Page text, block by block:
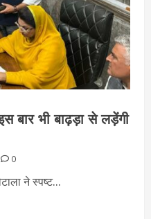
बार भी बाढ़ड़ा से लड़ेंगी
0
ने स्पष्ट...